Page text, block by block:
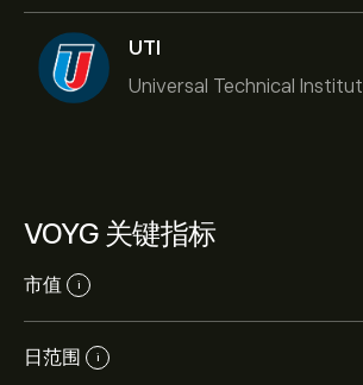
UTI
Universal Technical Institut
VOYG 关键指标
市值 i
日范围 i